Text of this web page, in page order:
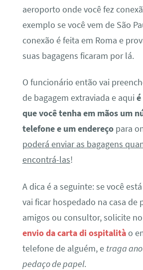
aeroporto onde você fez
exemplo se você vem de São
conexão é feita em Roma e
suas bagagens ficaram por lá.
O funcionário então vai
de bagagem extraviada e aqui
que você tenha em mãos um
telefone e um endereçopara
poderá enviar as bagagens
encontrá-las!
A dica é a seguinte: se você
vai ficar hospedado na casa de
amigos ou consultor, solicite
envio da carta di ospitalitào
telefone de alguém, e traga
pedaço de papel.